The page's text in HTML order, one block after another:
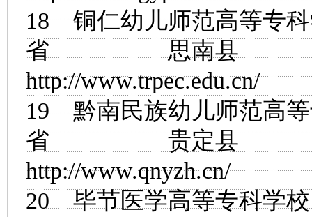
18铜仁幼儿师范高等专
省 思南
http://www.trpec.edu.cn/
19黔南民族幼儿师范高
省 贵定
http://www.qnyzh.cn/
20 毕节医学高等专科学校